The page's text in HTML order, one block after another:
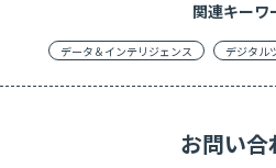
関連キーワ
データ＆インテリジェンス デジタル
お問い合